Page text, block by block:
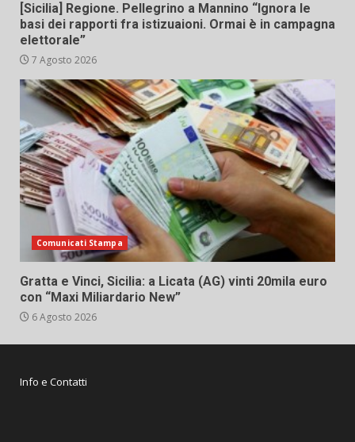
[Sicilia] Regione. Pellegrino a Mannino “Ignora le
basi dei rapporti fra istizuaioni. Ormai è in campagna
elettorale”
7 Agosto 2026
Comunicati Stampa
Gratta e Vinci, Sicilia: a Licata (AG) vinti 20mila euro
con “Maxi Miliardario New”
6 Agosto 2026
Info e Contatti